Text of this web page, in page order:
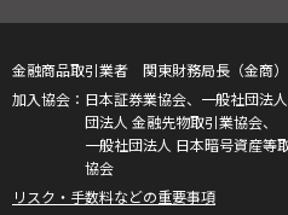
金融商品取引業者 関東財務局長（金商
日本証券業協会、一般社団法
団法人 金融先物取引業協会、
一般社団法人 日本暗号資産等
協会
リスク・手数料などの重要事項